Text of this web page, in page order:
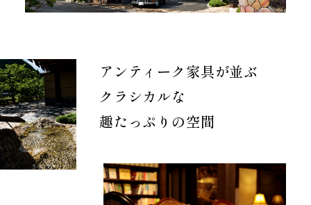
アンティーク家具が並ぶ
クラシカルな
趣たっぷりの空間